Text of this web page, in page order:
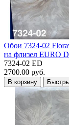
Обои 7324-02
на флизел EURO
7324-02 ED
2700.00 руб.
В корзину